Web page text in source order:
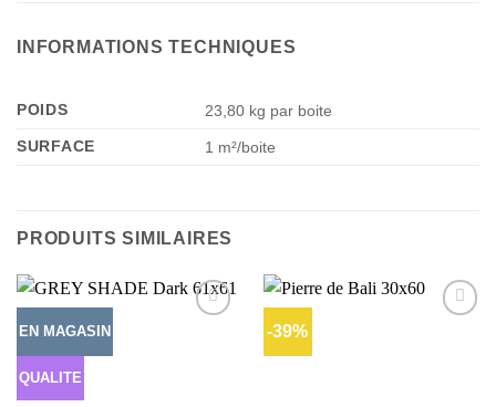
INFORMATIONS TECHNIQUES
POIDS
23,80 kg par boite
SURFACE
1 m²/boite
PRODUITS SIMILAIRES
EN MAGASIN
QUALITE
-39%